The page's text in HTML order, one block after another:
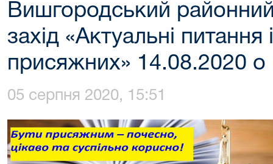
Вишгородський
захід «Актуальні питання
присяжних» 14.08.2020 о
05 серпня 2020, 15:51